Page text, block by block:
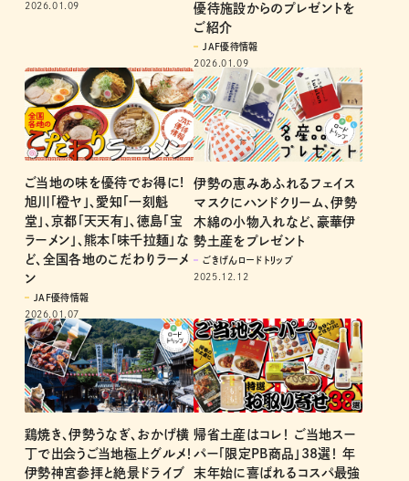
2026.01.09
優待施設からのプレゼントを
ご紹介
JAF優待情報
2026.01.09
ご当地の味を優待でお得に!
旭川「橙ヤ」、愛知「一刻魁
堂」、京都「天天有」、徳島「宝
ラーメン」、熊本「味千拉麺」な
ど、全国各地のこだわりラーメ
ン
JAF優待情報
2026.01.07
伊勢の恵みあふれるフェイス
マスクにハンドクリーム、伊勢
木綿の小物入れなど、豪華伊
勢土産をプレゼント
ごきげんロードトリップ
2025.12.12
鶏焼き、伊勢うなぎ、おかげ横
丁で出会うご当地極上グルメ！
伊勢神宮参拝と絶景ドライブ
帰省土産はコレ！ ご当地スー
パー「限定PB商品」38選！ 年
末年始に喜ばれるコスパ最強